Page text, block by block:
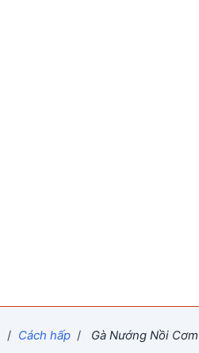
/ Cách hấp / Gà Nướng Nồi